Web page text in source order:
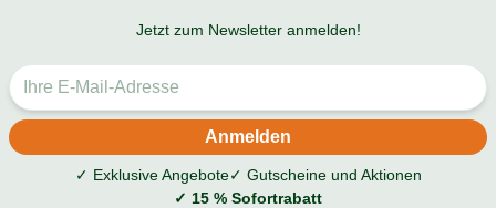
Jetzt zum Newsletter anmelden!
✓ Exklusive Angebote✓ Gutscheine und Aktionen
✓ 15 % Sofortrabatt